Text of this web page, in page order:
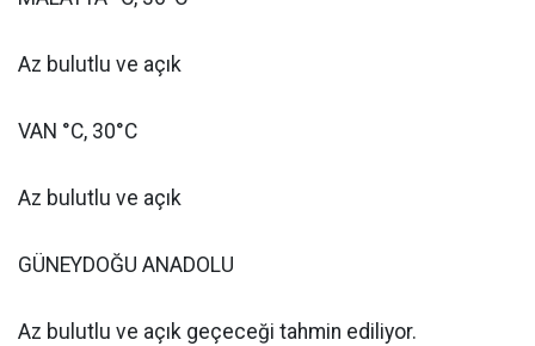
Az bulutlu ve açık
VAN °C, 30°C
Az bulutlu ve açık
GÜNEYDOĞU ANADOLU
Az bulutlu ve açık geçeceği tahmin ediliyor.